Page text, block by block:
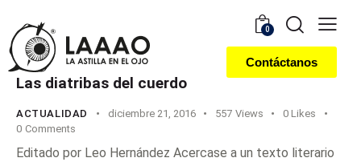
0
Contáctanos
Las diatribas del cuerdo
ACTUALIDAD diciembre 21, 2016 557 Views 0 Likes
0 Comments
Editado por Leo Hernández Acercase a un texto literario